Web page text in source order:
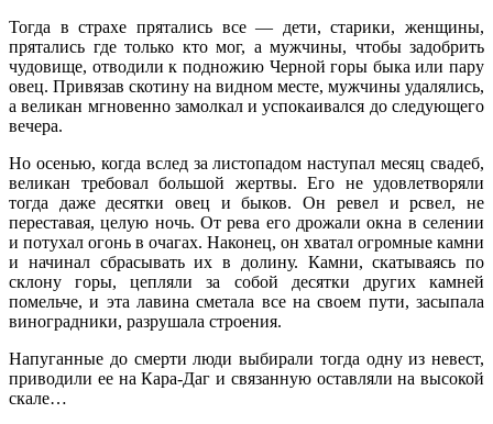
Тогда в страхе прятались все — дети, старики, женщины,
прятались где только кто мог, а мужчины, чтобы задобрить
чудовище, отводили к подножию Черной горы быка или пару
овец. Привязав скотину на видном месте, мужчины удалялись,
а великан мгновенно замолкал и успокаивался до следующего
вечера.
Но осенью, когда вслед за листопадом наступал месяц свадеб,
великан требовал большой жертвы. Его не удовлетворяли
тогда даже десятки овец и быков. Он ревел и рсвел, не
переставая, целую ночь. От рева его дрожали окна в селении
и потухал огонь в очагах. Наконец, он хватал огромные камни
и начинал сбрасывать их в долину. Камни, скатываясь по
склону горы, цепляли за собой десятки других камней
помельче, и эта лавина сметала все на своем пути, засыпала
виноградники, разрушала строения.
Напуганные до смерти люди выбирали тогда одну из невест,
приводили ее на Кара-Даг и связанную оставляли на высокой
скале…